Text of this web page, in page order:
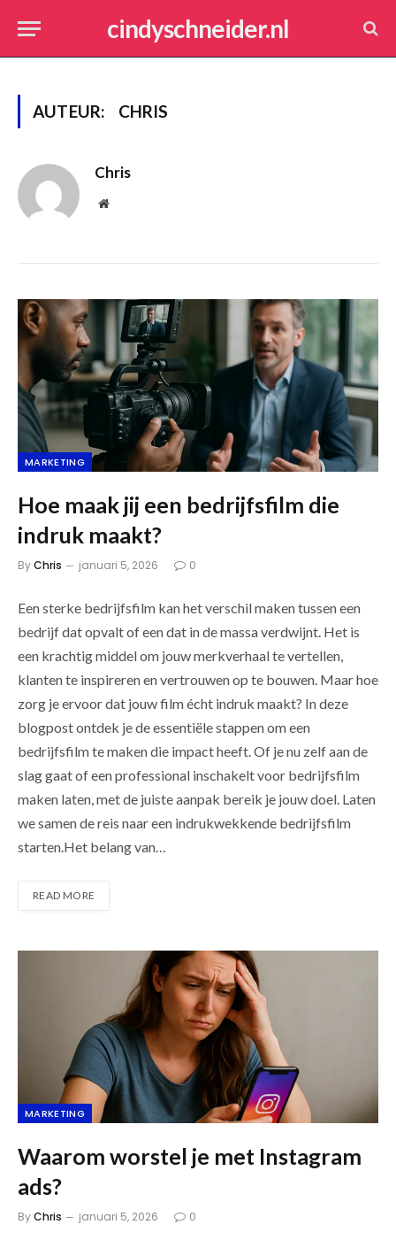
cindyschneider.nl
AUTEUR: CHRIS
Chris
Website
MARKETING
Hoe maak jij een bedrijfsfilm die
indruk maakt?
ByChris januari 5, 2026 0
Een sterke bedrijfsfilm kan het verschil maken tussen een
bedrijf dat opvalt of een dat in de massa verdwijnt. Het is
een krachtig middel om jouw merkverhaal te vertellen,
klanten te inspireren en vertrouwen op te bouwen. Maar hoe
zorg je ervoor dat jouw film écht indruk maakt? In deze
blogpost ontdek je de essentiële stappen om een
bedrijfsfilm te maken die impact heeft. Of je nu zelf aan de
slag gaat of een professional inschakelt voor bedrijfsfilm
maken laten, met de juiste aanpak bereik je jouw doel. Laten
we samen de reis naar een indrukwekkende bedrijfsfilm
starten.Het belang van…
READ MORE
MARKETING
Waarom worstel je met Instagram
ads?
ByChris januari 5, 2026 0